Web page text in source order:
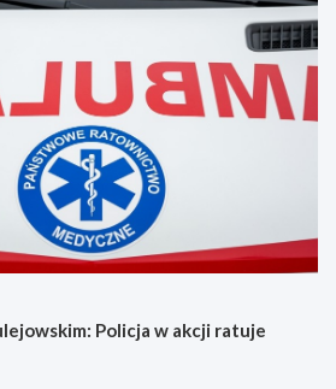
Policja w akcji ratuje